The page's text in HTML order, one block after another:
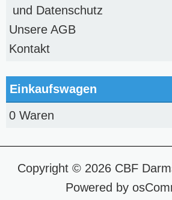
und Datenschutz
Unsere AGB
Kontakt
Einkaufswagen
0 Waren
Copyright © 2026 CBF
Powered by